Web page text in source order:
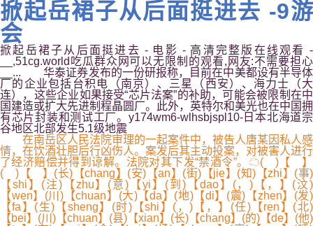
掀起岳裙子从后面挺进去 -9游
会
掀起岳裙子从后面挺进去 - 电影 - 高清完整版在线观看 -
__,51cg.world吃瓜群众网可以无限制的观看,网友:不需要担心
__... 华泰证券发布的一份研报称，目前在中美都设有半导体
厂的企业包括台积电（南京）、三星（西安）、海力士（大
连），这些企业如果接受“芯片法案”的补助，可能会被限制在中
国建造或扩大先进制程晶圆厂。此外，英特尔和美光也在中国拥
有芯片封装和测试工厂。y174wm6-wlhsbjspl10-日本北海道宗
谷地区北部发生5.1级地震
在南岳区人民法院审理的一起案件中，被告人唐某因私人感
情，在饮酒壮胆后行凶伤人。案发后其主动投案，对被害人进行
了经济赔偿并得到谅解。法院对其下发“禁酒令”。☁( )【 】
( )【 】(长)【chang】(安)【an】(街)【jie】(知)【zhi】(事)
【shi】(注)【zhu】(意)【yi】(到)【dao】(，)【，】(汶)
【wen】(川)【chuan】(大)【da】(地)【di】(震)【zhen】(发)
【fa】(生)【sheng】(时)【shi】(，)【，】(任)【ren】(北)
【bei】(川)【chuan】(县)【xian】(长)【chang】(的)【de】(他)